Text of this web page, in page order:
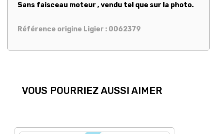
Sans faisceau moteur , vendu tel que sur la photo.
Référence origine Ligier : 0062379
VOUS POURRIEZ AUSSI AIMER